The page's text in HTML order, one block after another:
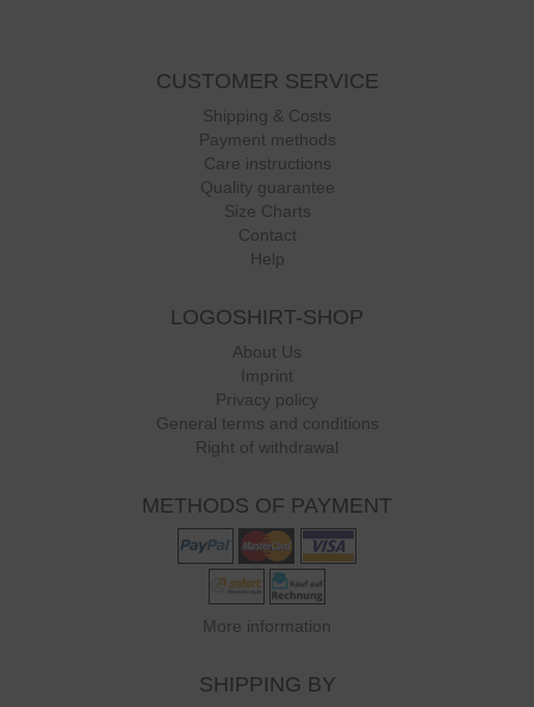
CUSTOMER SERVICE
Shipping & Costs
Payment methods
Care instructions
Quality guarantee
Size Charts
Contact
Help
LOGOSHIRT-SHOP
About Us
Imprint
Privacy policy
General terms and conditions
Right of withdrawal
METHODS OF PAYMENT
More information
SHIPPING BY